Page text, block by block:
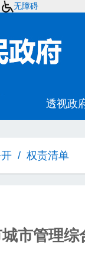
无障碍
/ 权责清单
市管理